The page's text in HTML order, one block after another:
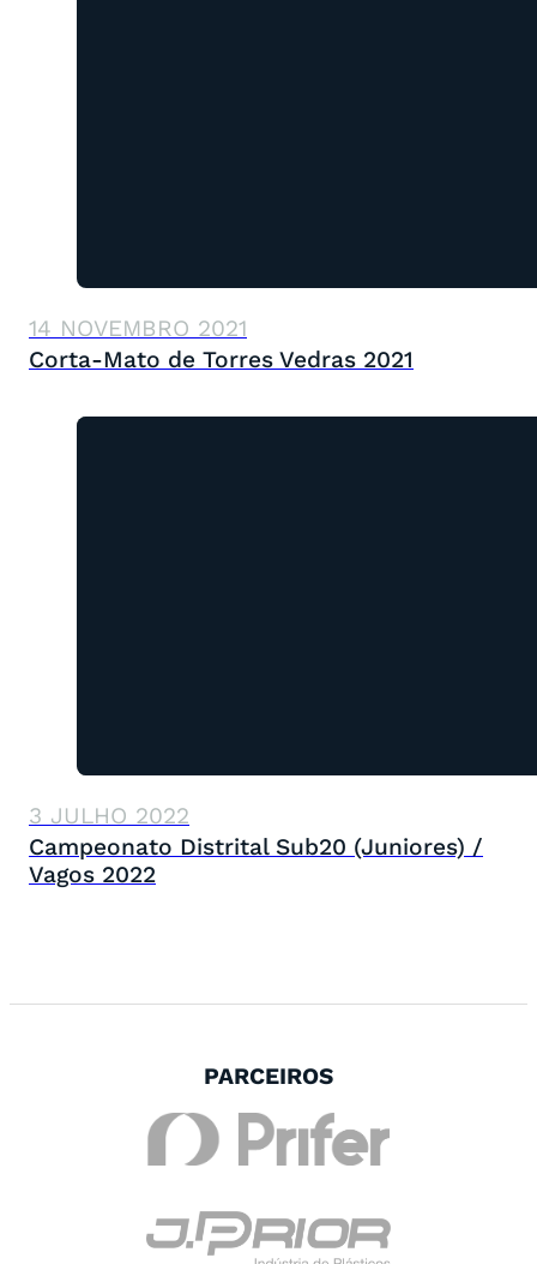
14 NOVEMBRO 2021
Corta-Mato de Torres Vedras 2021
3 JULHO 2022
Campeonato Distrital Sub20 (Juniores) /
Vagos 2022
PARCEIROS